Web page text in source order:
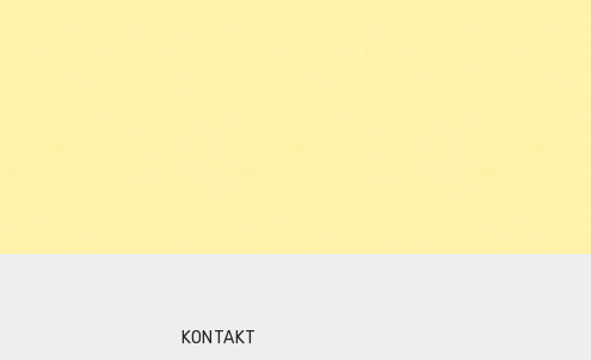
KONTAKT